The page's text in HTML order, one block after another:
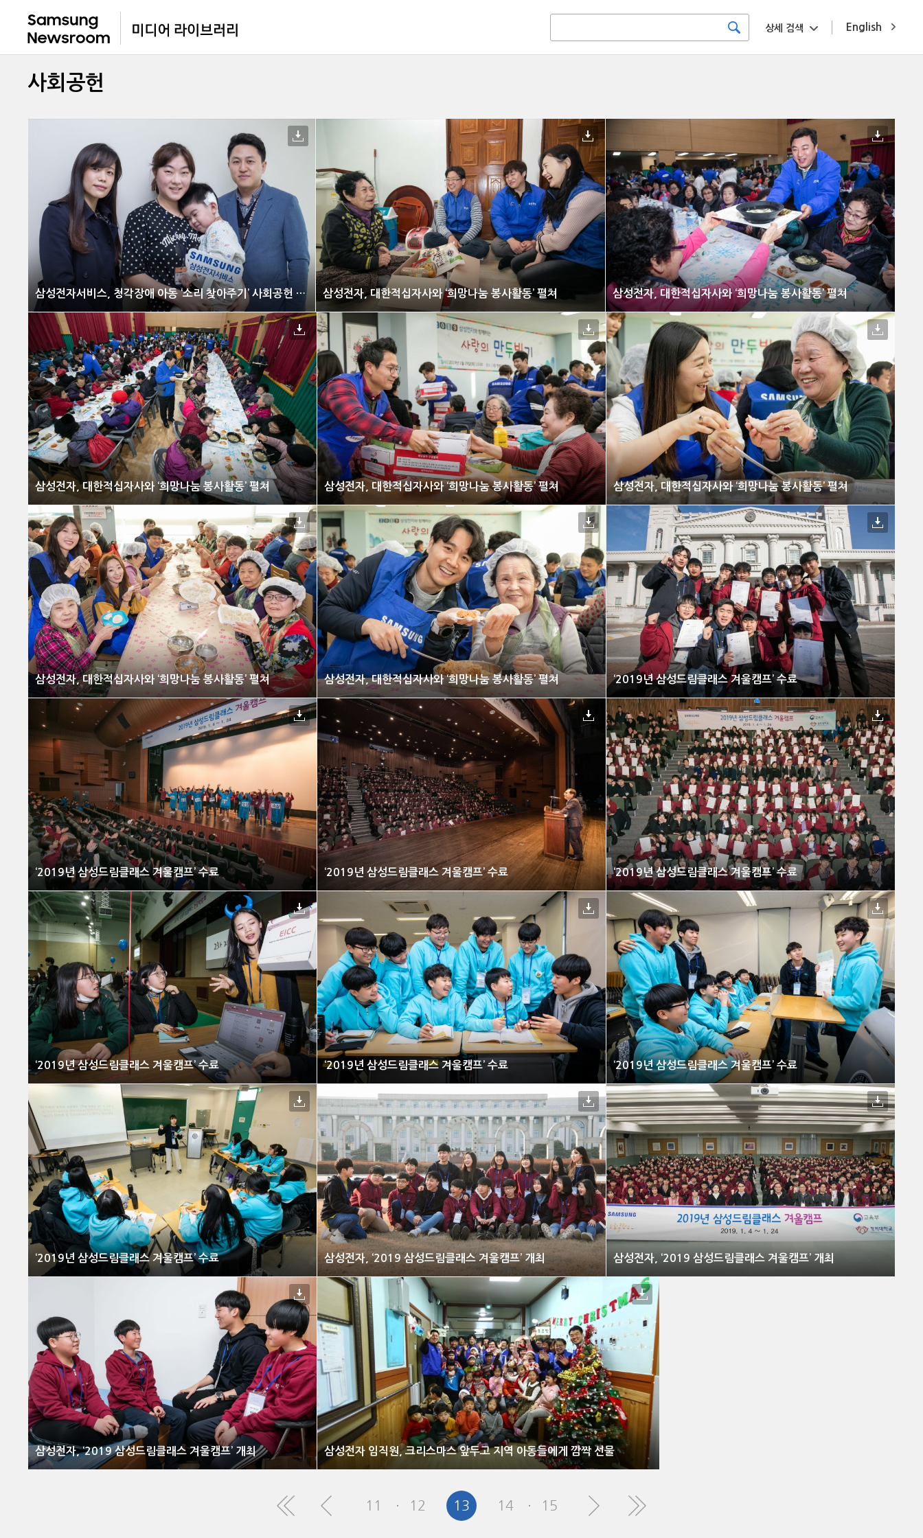
English
상세 검색
사회공헌
삼성전자서비스, 청각장애 아동 ‘소리 찾아주기’ 사회공헌 진행 삼성전자, 대한적십자사와 ‘희망나눔 봉사활동’ 펼쳐 삼성전자, 대한적십자사와 ‘희망나눔 봉사활동’ 펼쳐
삼성전자, 대한적십자사와 ‘희망나눔 봉사활동’ 펼쳐 삼성전자, 대한적십자사와 ‘희망나눔 봉사활동’ 펼쳐 삼성전자, 대한적십자사와 ‘희망나눔 봉사활동’ 펼쳐
삼성전자, 대한적십자사와 ‘희망나눔 봉사활동’ 펼쳐 삼성전자, 대한적십자사와 ‘희망나눔 봉사활동’ 펼쳐 ‘2019년 삼성드림클래스 겨울캠프’ 수료
‘2019년 삼성드림클래스 겨울캠프’ 수료 ‘2019년 삼성드림클래스 겨울캠프’ 수료 ‘2019년 삼성드림클래스 겨울캠프’ 수료
‘2019년 삼성드림클래스 겨울캠프’ 수료 ‘2019년 삼성드림클래스 겨울캠프’ 수료 ‘2019년 삼성드림클래스 겨울캠프’ 수료
‘2019년 삼성드림클래스 겨울캠프’ 수료 삼성전자, ‘2019 삼성드림클래스 겨울캠프’ 개최 삼성전자, ‘2019 삼성드림클래스 겨울캠프’ 개최
삼성전자, ‘2019 삼성드림클래스 겨울캠프’ 개최 삼성전자 임직원, 크리스마스 앞두고 지역 아동들에게 깜짝 선물
11 12 13 14 15